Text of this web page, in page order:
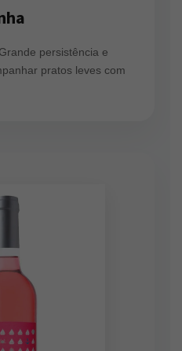
persistência e
pratos leves com